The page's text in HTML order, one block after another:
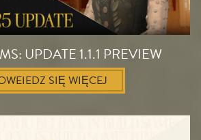
UPDATE 1.1.1 PREVIEW
SIĘ WIĘCEJ